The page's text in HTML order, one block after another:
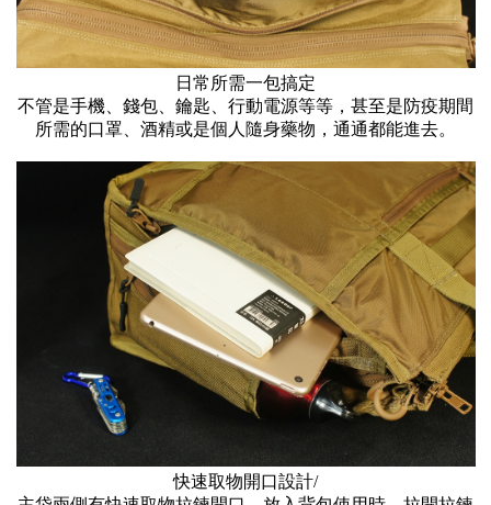
日常所需一包搞定
不管是手機、錢包、鑰匙、行動電源等等，甚至是防疫期間
所需的口罩、酒精或是個人隨身藥物，通通都能進去。
快速取物開口設計/